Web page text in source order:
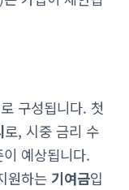
구성됩니다. 첫
로, 시중 금리 수
예상됩니다.
원하는 기여금입